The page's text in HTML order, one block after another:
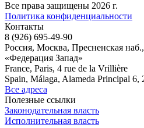
Все права защищены 2026 г.
Политика конфиденциальности
Контакты
8 (926) 695-49-90
Россия, Москва, Пресненская
«Федерация Запад»
France, Paris, 4 rue de la Vrillière
Spain, Málaga, Alameda Principal 6,
Все адреса
Полезные ссылки
Законодательная власть
Исполнительная власть